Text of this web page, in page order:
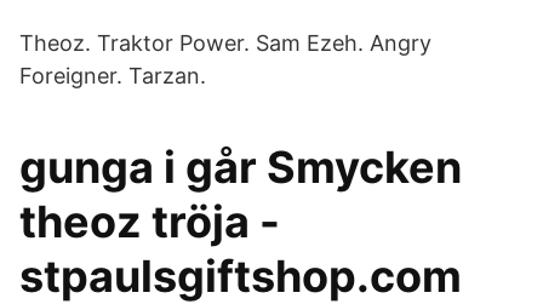
Theoz. Traktor Power. Sam Ezeh. Angry
Foreigner. Tarzan.
gunga i går Smycken
theoz tröja -
stpaulsgiftshop.com